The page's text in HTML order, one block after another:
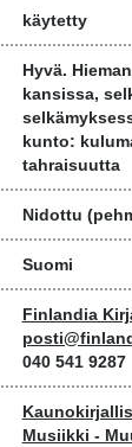
käytetty
Hyvä.
kansissa,
kunto:
tahraisuutta
Nidottu
Suomi
Finlandia
040 541 9287
Musiikki -